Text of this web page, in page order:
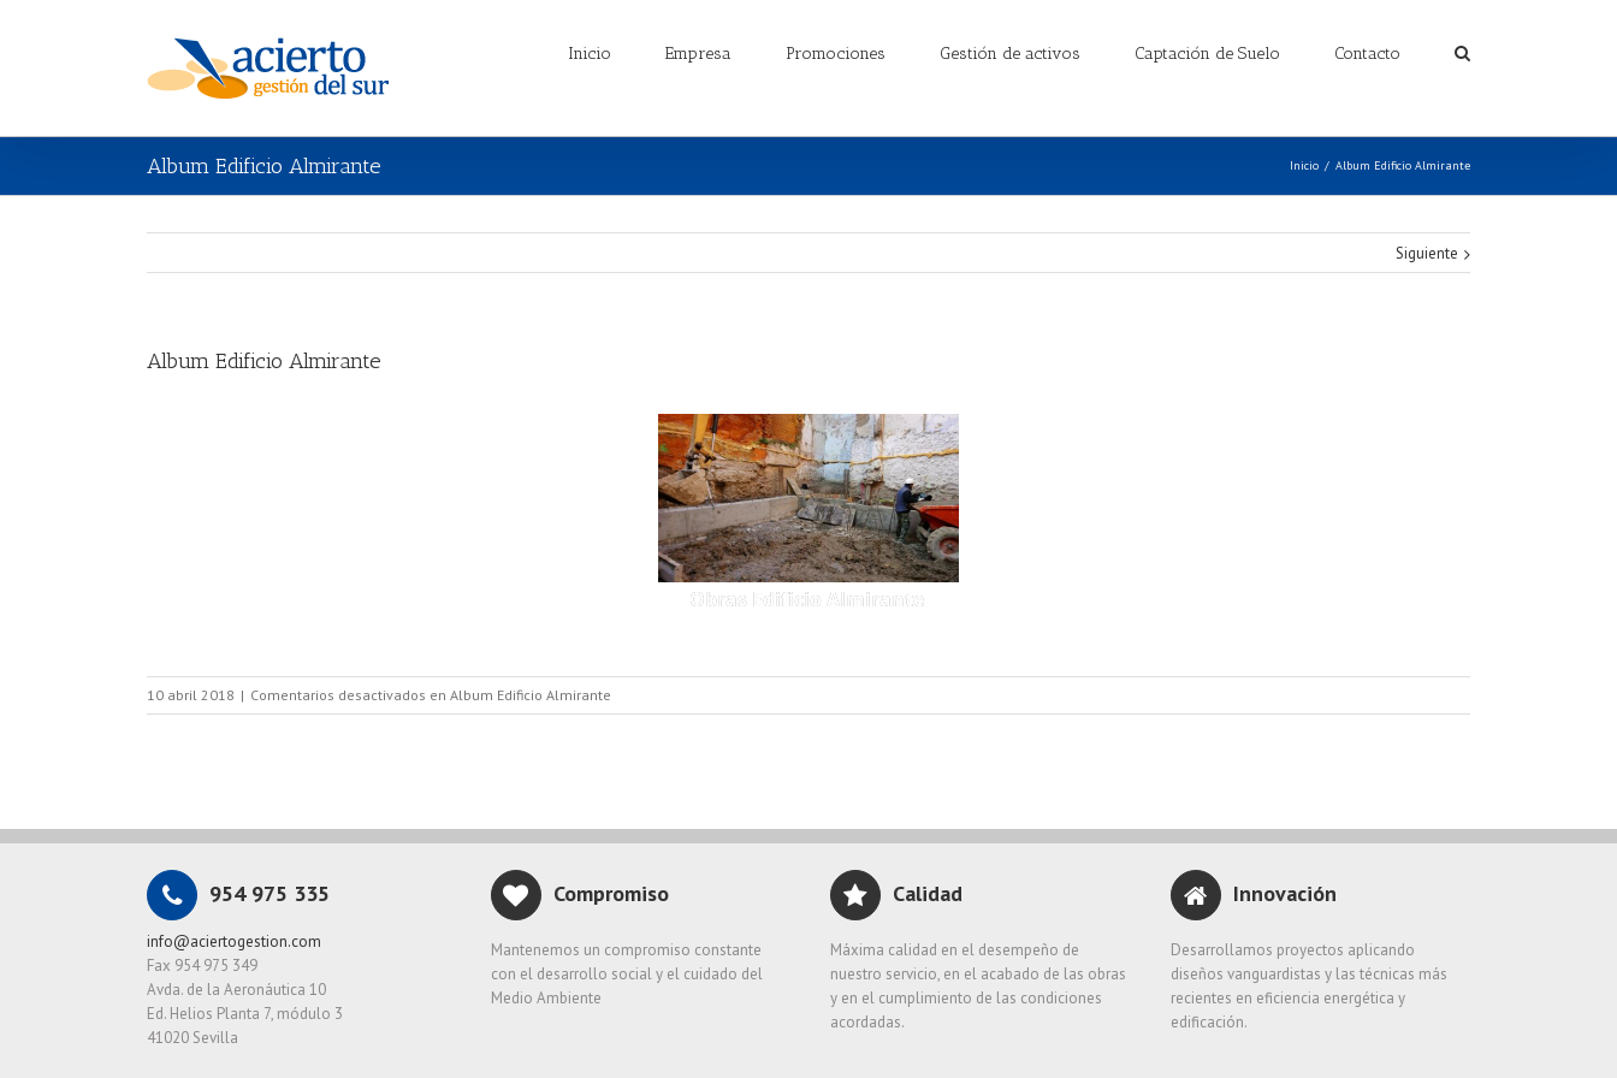
Inicio Empresa Promociones Gestión de activos Captación de Suelo Contacto
Album Edificio Almirante Inicio / Album Edificio Almirante
Siguiente
Album Edificio Almirante
Obras Edificio Almirante
10 abril 2018 | Comentarios desactivados en Album Edificio Almirante
954 975 335
info@aciertogestion.com
Fax 954 975 349
Avda. de la Aeronáutica 10
Ed. Helios Planta 7, módulo 3
41020 Sevilla
Compromiso
Mantenemos un compromiso constante
con el desarrollo social y el cuidado del
Medio Ambiente
Calidad
Máxima calidad en el desempeño de
nuestro servicio, en el acabado de las obras
y en el cumplimiento de las condiciones
acordadas.
Innovación
Desarrollamos proyectos aplicando
diseños vanguardistas y las técnicas más
recientes en eficiencia energética y
edificación.